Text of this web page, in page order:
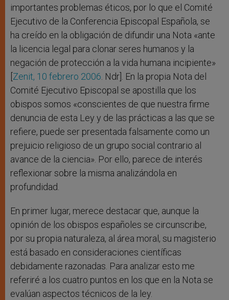
importantes problemas éticos, por lo que el Comité
Ejecutivo de la Conferencia Episcopal Española, se
ha creído en la obligación de difundir una Nota «ante
la licencia legal para clonar seres humanos y la
negación de protección a la vida humana incipiente»
Zenit, 10 febrero 2006. Ndr]. En la propia Nota del
Comité Ejecutivo Episcopal se apostilla que los
obispos somos «conscientes de que nuestra firme
denuncia de esta Ley y de las prácticas a las que se
refiere, puede ser presentada falsamente como un
prejuicio religioso de un grupo social contrario al
avance de la ciencia». Por ello, parece de interés
reflexionar sobre la misma analizándola en
profundidad.
En primer lugar, merece destacar que, aunque la
opinión de los obispos españoles se circunscribe,
por su propia naturaleza, al área moral, su magisterio
está basado en consideraciones científicas
debidamente razonadas. Para analizar esto me
referiré a los cuatro puntos en los que en la Nota se
evalúan aspectos técnicos de la ley.